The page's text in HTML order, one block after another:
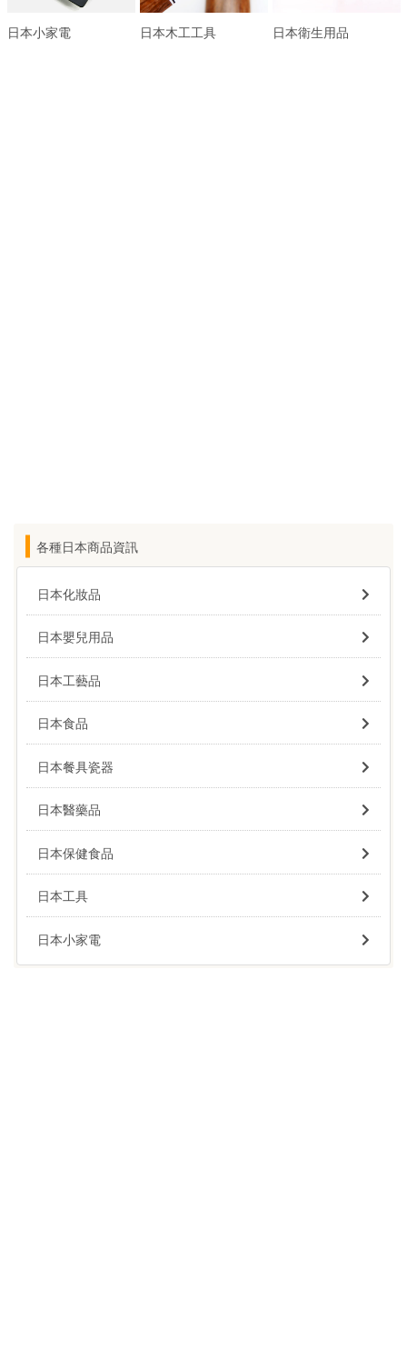
日本小家電 日本木工工具 日本衛生用品
各種日本商品資訊
日本化妝品
日本嬰兒用品
日本工藝品
日本食品
日本餐具瓷器
日本醫藥品
日本保健食品
日本工具
日本小家電